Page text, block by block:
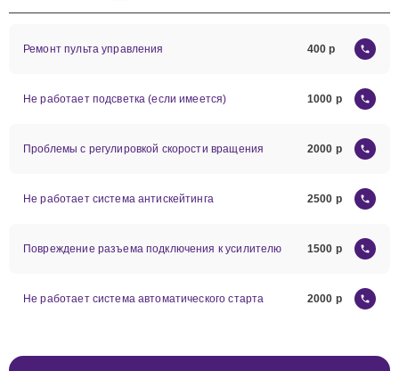
Ремонт пульта управления 400
Не работает подсветка (если имеется) 1000
Проблемы с регулировкой скорости вращения 2000
Не работает система антискейтинга 2500
Повреждение разъема подключения к усилителю 1500
Не работает система автоматического старта 2000